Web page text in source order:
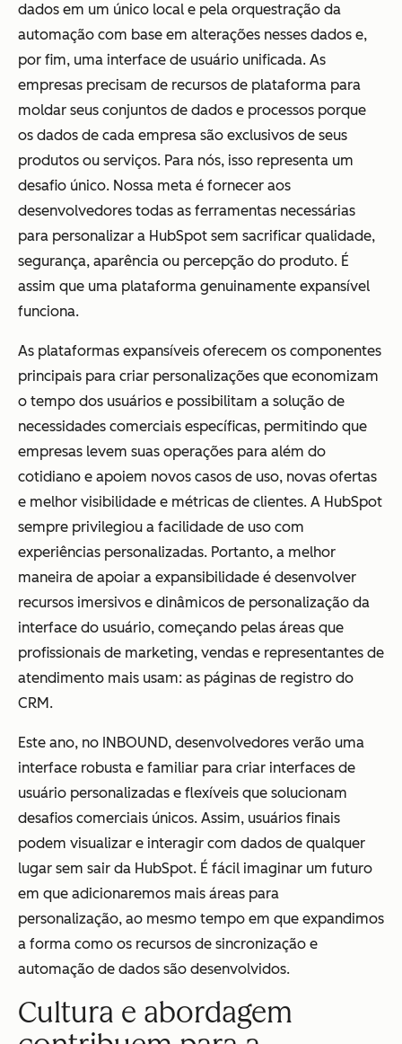
dados em um único local e pela orquestração da
automação com base em alterações nesses dados e,
por fim, uma interface de usuário unificada. As
empresas precisam de recursos de plataforma para
moldar seus conjuntos de dados e processos porque
os dados de cada empresa são exclusivos de seus
produtos ou serviços. Para nós, isso representa um
desafio único. Nossa meta é fornecer aos
desenvolvedores todas as ferramentas necessárias
para personalizar a HubSpot sem sacrificar qualidade,
segurança, aparência ou percepção do produto. É
assim que uma plataforma genuinamente expansível
funciona.
As plataformas expansíveis oferecem os componentes
principais para criar personalizações que economizam
o tempo dos usuários e possibilitam a solução de
necessidades comerciais específicas, permitindo que
empresas levem suas operações para além do
cotidiano e apoiem novos casos de uso, novas ofertas
e melhor visibilidade e métricas de clientes. A HubSpot
sempre privilegiou a facilidade de uso com
experiências personalizadas. Portanto, a melhor
maneira de apoiar a expansibilidade é desenvolver
recursos imersivos e dinâmicos de personalização da
interface do usuário, começando pelas áreas que
profissionais de marketing, vendas e representantes de
atendimento mais usam: as páginas de registro do
CRM.
Este ano, no INBOUND, desenvolvedores verão uma
interface robusta e familiar para criar interfaces de
usuário personalizadas e flexíveis que solucionam
desafios comerciais únicos. Assim, usuários finais
podem visualizar e interagir com dados de qualquer
lugar sem sair da HubSpot. É fácil imaginar um futuro
em que adicionaremos mais áreas para
personalização, ao mesmo tempo em que expandimos
a forma como os recursos de sincronização e
automação de dados são desenvolvidos.
Cultura e abordagem